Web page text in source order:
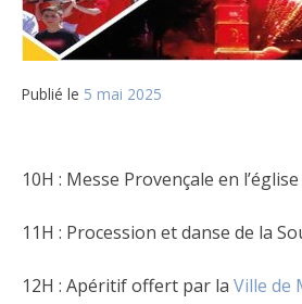
Publié le 5 mai 2025
10H : Messe Provençale en
11H : Procession et danse de la
12H : Apéritif offert par la Ville de